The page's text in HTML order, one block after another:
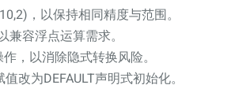
，以保持相同精度与范围。
兼容浮点运算需求。
，以消除隐式转换风险。
改为DEFAULT声明式初始化。